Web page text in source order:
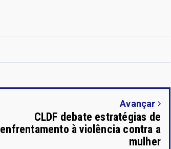
Avançar
CLDF debate estratégias de
enfrentamento à violência contra a
mulher